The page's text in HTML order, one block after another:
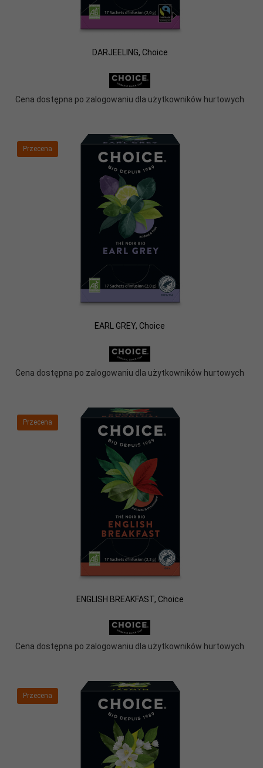
DARJEELING, Choice
Cena dostępna po zalogowaniu dla użytkowników hurtowych
Przecena
EARL GREY, Choice
Cena dostępna po zalogowaniu dla użytkowników hurtowych
Przecena
ENGLISH BREAKFAST, Choice
Cena dostępna po zalogowaniu dla użytkowników hurtowych
Przecena